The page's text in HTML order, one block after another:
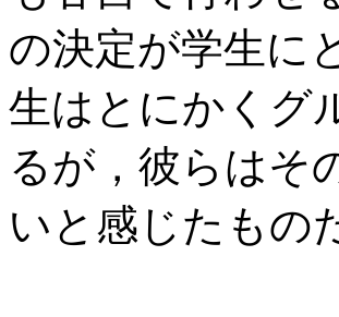
の決定が学生に
生はとにかくグ
るが，彼らはそ
いと感じたもの